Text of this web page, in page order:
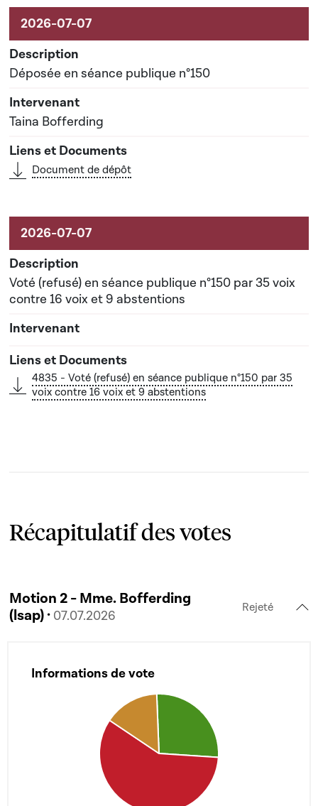
Activités liées au dossier
Déposée en séance publique n°150
Taina Bofferding
Document de dépôt
Voté (refusé) en séance publique n°150 par 35 voix
contre 16 voix et 9 abstentions
4835 - Voté (refusé) en séance publique n°150 par 35
voix contre 16 voix et 9 abstentions
Récapitulatif des votes
Motion 2 - Mme. Bofferding
(lsap) · 07.07.2026
Rejeté
Informations de vote